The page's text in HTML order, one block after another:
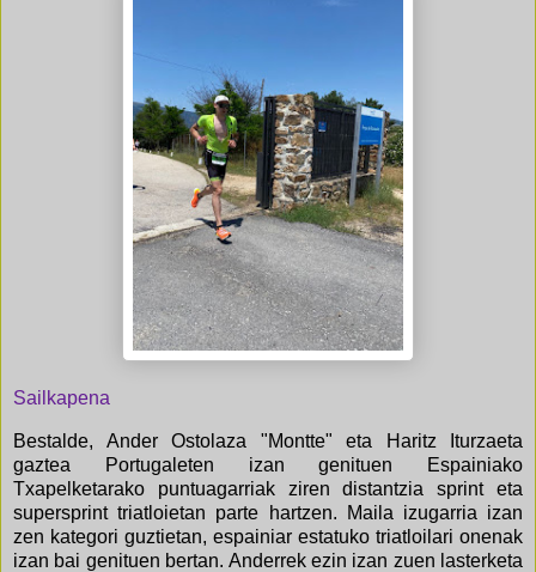
Sailkapena
Bestalde, Ander Ostolaza "Montte" eta Haritz Iturzaeta
gaztea Portugaleten izan genituen Espainiako
Txapelketarako puntuagarriak ziren distantzia sprint eta
supersprint triatloietan parte hartzen. Maila izugarria izan
zen kategori guztietan, espainiar estatuko triatloilari onenak
izan bai genituen bertan. Anderrek ezin izan zuen lasterketa